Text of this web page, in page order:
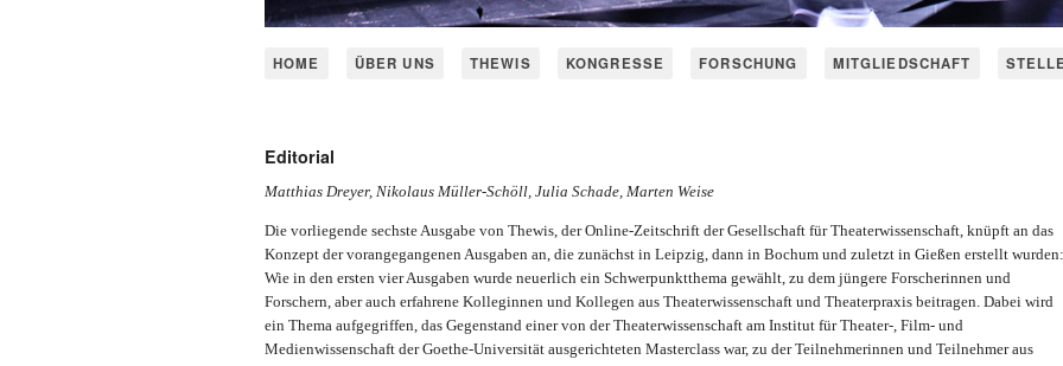
HOME ÜBER UNS THEWIS KONGRESSE FORSCHUNG MITGLIEDSCHAFT
Editorial
Matthias Dreyer, Nikolaus Müller-Schöll, Julia Schade, Marten Weise
Die vorliegende sechste Ausgabe von Thewis, der Online-Zeitschrift der Gesellschaft für Theaterwissenschaft, knüpft an das
Konzept der vorangegangenen Ausgaben an, die zunächst in Leipzig, dann in Bochum und zuletzt in Gießen erstellt wurden:
Wie in den ersten vier Ausgaben wurde neuerlich ein Schwerpunktthema gewählt, zu dem jüngere Forscherinnen und
Forschern, aber auch erfahrene Kolleginnen und Kollegen aus Theaterwissenschaft und Theaterpraxis beitragen. Dabei wird
ein Thema aufgegriffen, das Gegenstand einer von der Theaterwissenschaft am Institut für Theater-, Film- und
Medienwissenschaft der Goethe-Universität ausgerichteten Masterclass war, zu der Teilnehmerinnen und Teilnehmer aus